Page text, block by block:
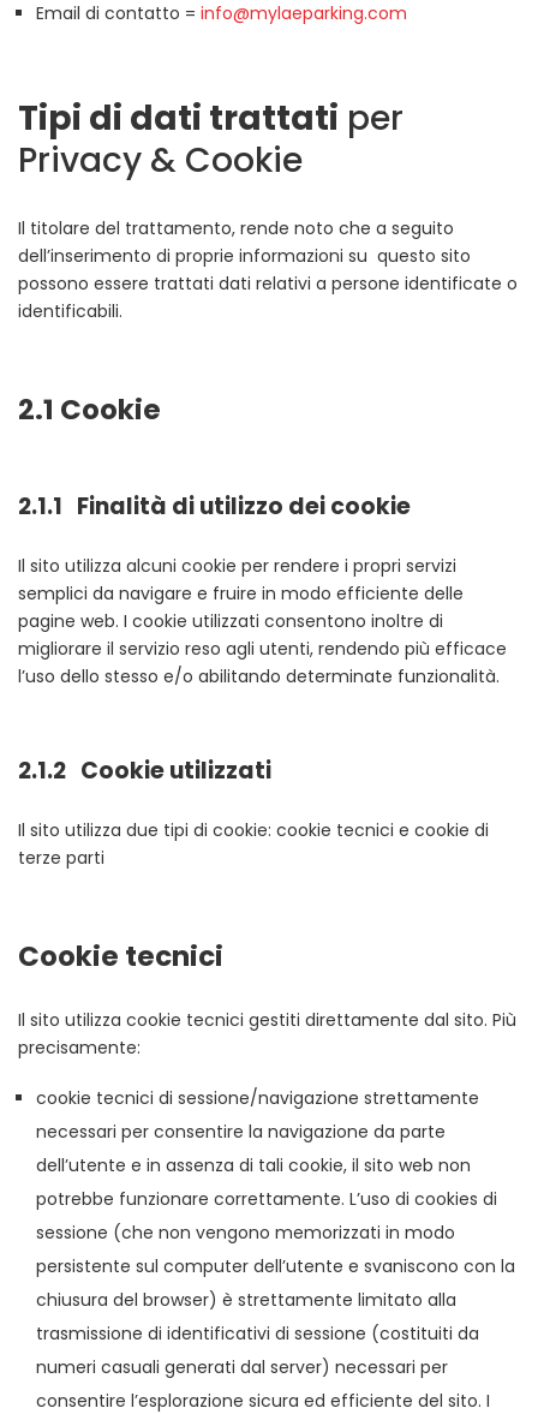
Email di contatto = info@mylaeparking.com
Tipi di dati trattati per
Privacy & Cookie
Il titolare del trattamento, rende noto che a seguito
dell’inserimento di proprie informazioni su questo sito
possono essere trattati dati relativi a persone identificate o
identificabili.
2.1 Cookie
2.1.1 Finalità di utilizzo dei cookie
Il sito utilizza alcuni cookie per rendere i propri servizi
semplici da navigare e fruire in modo efficiente delle
pagine web. I cookie utilizzati consentono inoltre di
migliorare il servizio reso agli utenti, rendendo più efficace
l’uso dello stesso e/o abilitando determinate funzionalità.
2.1.2 Cookie utilizzati
Il sito utilizza due tipi di cookie: cookie tecnici e cookie di
terze parti
Cookie tecnici
Il sito utilizza cookie tecnici gestiti direttamente dal sito. Più
precisamente:
cookie tecnici di sessione/navigazione strettamente
necessari per consentire la navigazione da parte
dell’utente e in assenza di tali cookie, il sito web non
potrebbe funzionare correttamente. L’uso di cookies di
sessione (che non vengono memorizzati in modo
persistente sul computer dell’utente e svaniscono con la
chiusura del browser) è strettamente limitato alla
trasmissione di identificativi di sessione (costituiti da
numeri casuali generati dal server) necessari per
consentire l’esplorazione sicura ed efficiente del sito. I